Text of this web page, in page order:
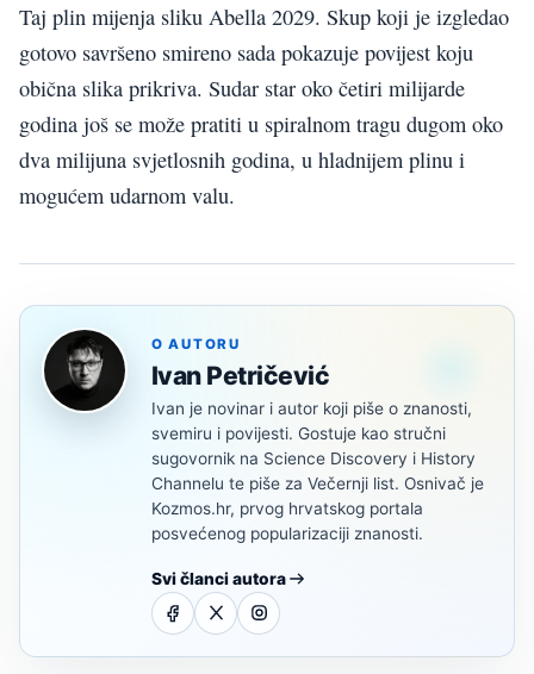
Taj plin mijenja sliku Abella 2029. Skup koji je izgledao
gotovo savršeno smireno sada pokazuje povijest koju
obična slika prikriva. Sudar star oko četiri milijarde
godina još se može pratiti u spiralnom tragu dugom oko
dva milijuna svjetlosnih godina, u hladnijem plinu i
mogućem udarnom valu.
O AUTORU
Ivan Petričević
Ivan je novinar i autor koji piše o znanosti,
svemiru i povijesti. Gostuje kao stručni
sugovornik na Science Discovery i History
Channelu te piše za Večernji list. Osnivač je
Kozmos.hr, prvog hrvatskog portala
posvećenog popularizaciji znanosti.
Svi članci autora